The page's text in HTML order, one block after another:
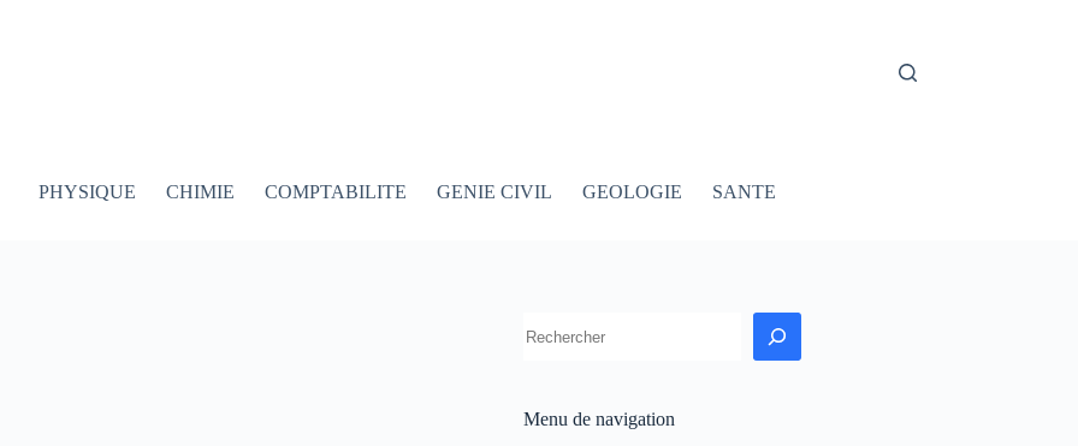
PHYSIQUE CHIMIE COMPTABILITE GENIE CIVIL GEOLOGIE SANTE
Menu de navigation